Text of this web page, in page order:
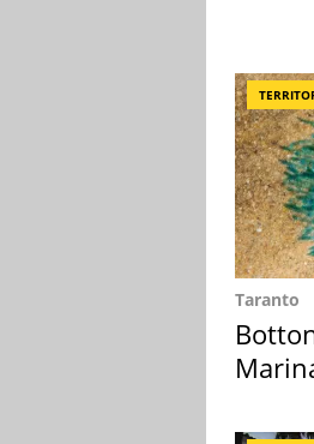
Taranto